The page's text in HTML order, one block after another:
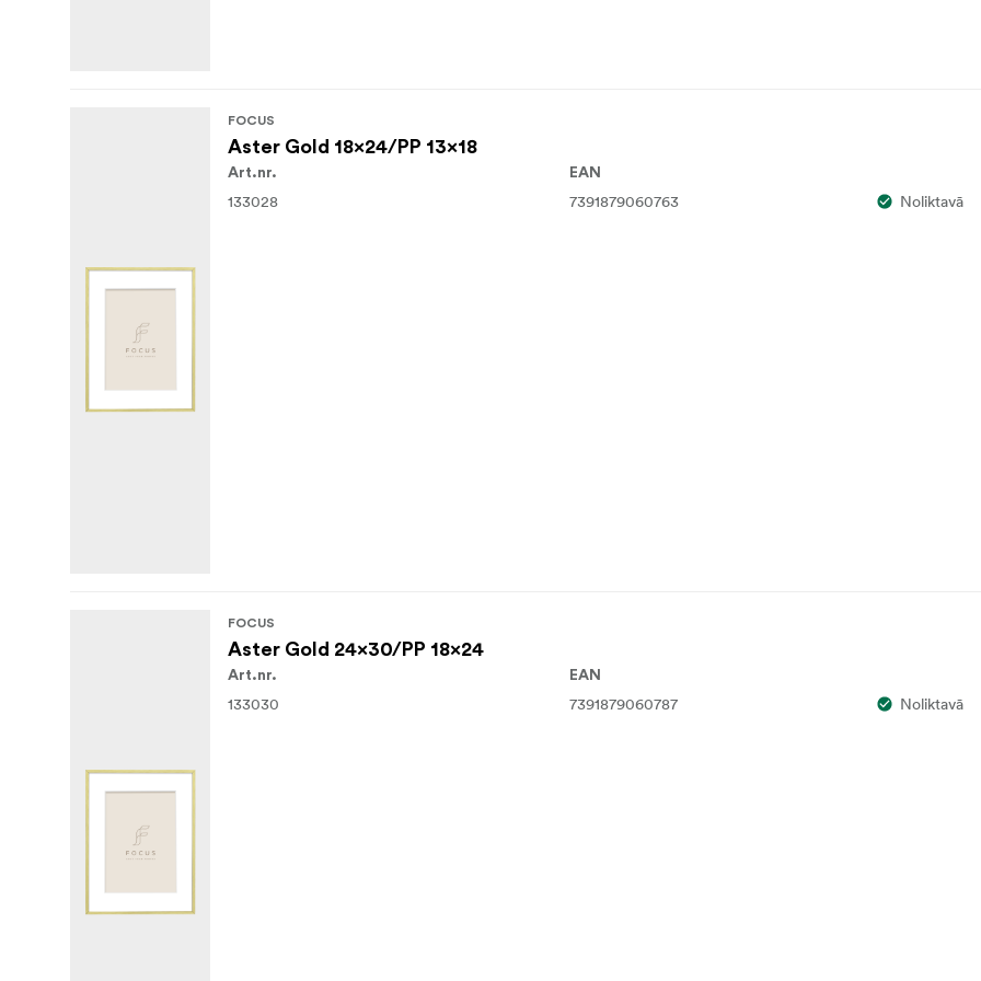
FOCUS
Aster Gold 18x24/PP 13x18
Art.nr.
133028
EAN
7391879060763 Noliktavā
FOCUS
Aster Gold 24x30/PP 18x24
Art.nr.
133030
EAN
7391879060787 Noliktavā